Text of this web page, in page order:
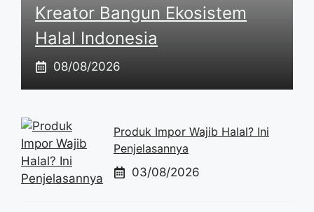
Kreator Bangun Ekosistem
Halal Indonesia
08/08/2026
Produk Impor Wajib Halal? Ini
Penjelasannya
03/08/2026